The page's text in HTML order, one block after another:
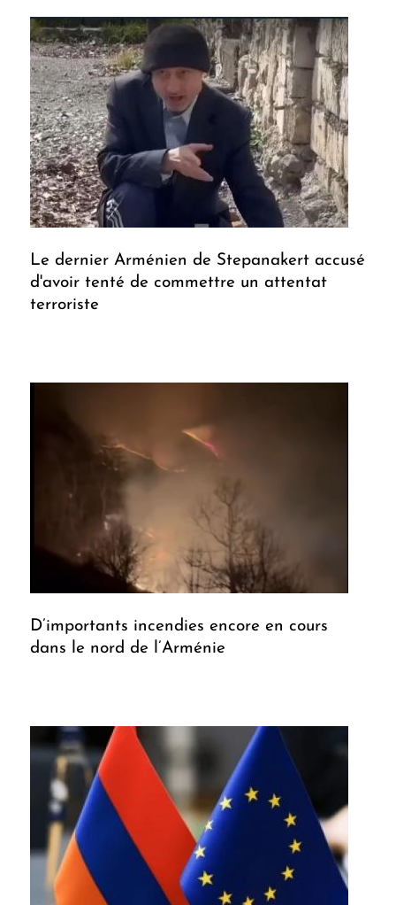
Le dernier Arménien de Stepanakert accusé
d'avoir tenté de commettre un attentat
terroriste
D’importants incendies encore en cours
dans le nord de l’Arménie